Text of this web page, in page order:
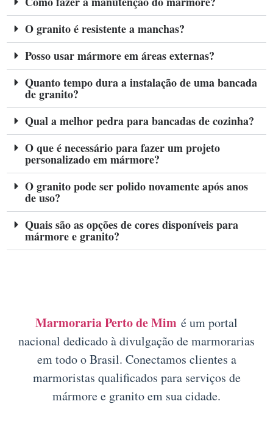
O granito é resistente a manchas?
Posso usar mármore em áreas externas?
Quanto tempo dura a instalação de uma bancada
de granito?
Qual a melhor pedra para bancadas de cozinha?
O que é necessário para fazer um projeto
personalizado em mármore?
O granito pode ser polido novamente após anos
de uso?
Quais são as opções de cores disponíveis para
mármore e granito?
Marmoraria Perto de Mim é um portal
nacional dedicado à divulgação de marmorarias
em todo o Brasil. Conectamos clientes a
marmoristas qualificados para serviços de
mármore e granito em sua cidade.